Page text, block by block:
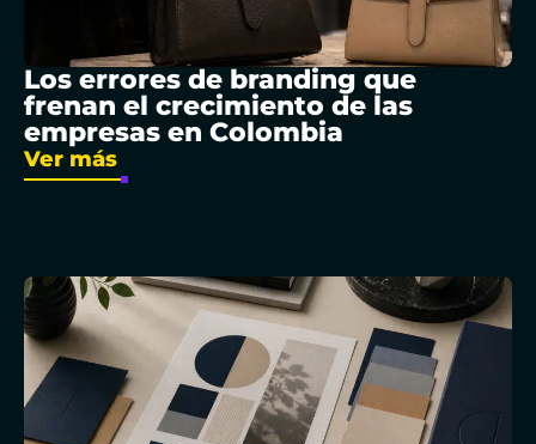
Los errores de branding que
frenan el crecimiento de las
empresas en Colombia
Ver más